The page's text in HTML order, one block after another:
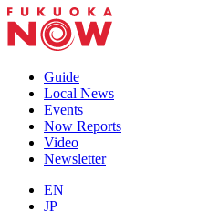
Guide
Local News
Events
Now Reports
Video
Newsletter
EN
JP